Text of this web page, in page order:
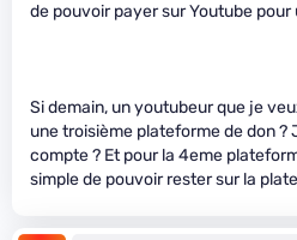
de pouvoir payer sur Youtube
Si demain, un youtubeur que je
une troisième plateforme de don ?
compte ? Et pour la 4eme
simple de pouvoir rester sur la